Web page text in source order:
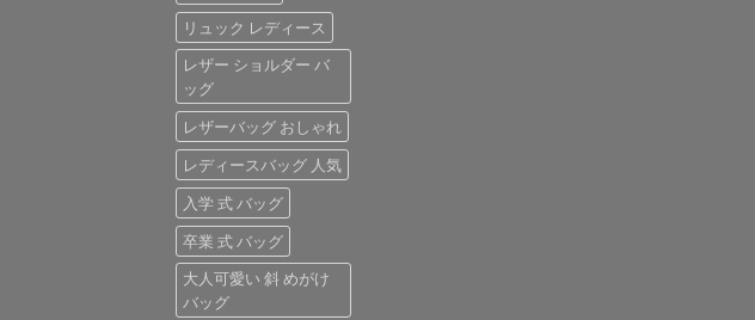
リュック レディース
レザー ショルダー バ
ッグ
レザーバッグ おしゃれ
レディースバッグ 人気
入学 式 バッグ
卒業 式 バッグ
大人可愛い 斜 めがけ
バッグ